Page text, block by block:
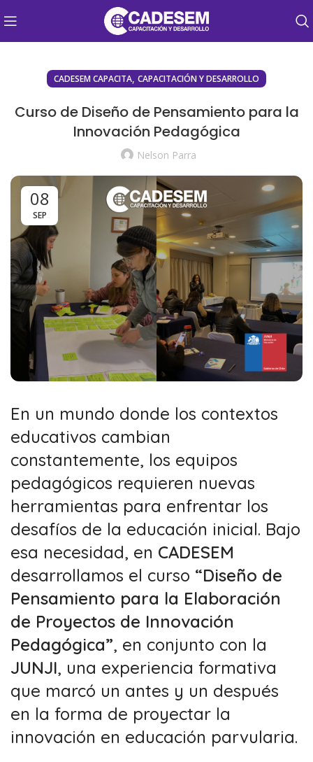
CADESEM CAPACITA, CAPACITACIÓN Y DESARROLLO
Curso de Diseño de Pensamiento para la
Innovación Pedagógica
Nelson Parra
08
SEP
En un mundo donde los contextos
educativos cambian
constantemente, los equipos
pedagógicos requieren nuevas
herramientas para enfrentar los
desafíos de la educación inicial. Bajo
esa necesidad, en CADESEM
desarrollamos el curso “Diseño de
Pensamiento para la Elaboración
de Proyectos de Innovación
Pedagógica”, en conjunto con la
JUNJI, una experiencia formativa
que marcó un antes y un después
en la forma de proyectar la
innovación en educación parvularia.